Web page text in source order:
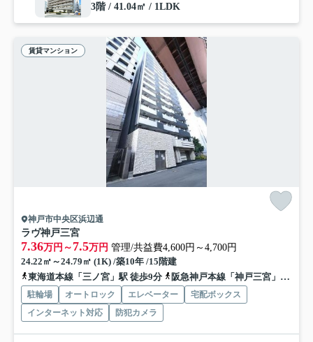
3階 / 41.04㎡ / 1LDK
賃貸マンション
神戸市中央区浜辺通
ラヴ神戸三宮
7.36万円～ 7.5万円 管理/共益費4,600円～4,700円
24.22㎡～24.79㎡ (1K) /築10年 /15階建
東海道本線「三ノ宮」駅 徒歩9分
阪急神戸本線「神戸三宮」駅 徒歩13分
駐輪場 オートロック エレベーター
宅配ボックス
インターネット対応
防犯カメラ